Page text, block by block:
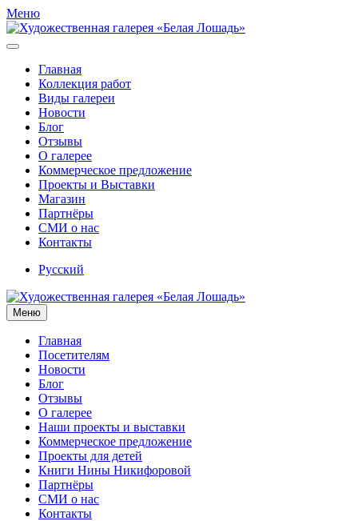
Меню
Главная
Коллекция работ
Виды галереи
Новости
Блог
Отзывы
О галерее
Коммерческое предложение
Проекты и Выставки
Магазин
Партнёры
СМИ о нас
Контакты
Русский
Меню
Главная
Посетителям
Новости
Блог
Отзывы
О галерее
Наши проекты и выставки
Коммерческое предложение
Проекты для детей
Книги Нины Никифоровой
Партнёры
СМИ о нас
Контакты